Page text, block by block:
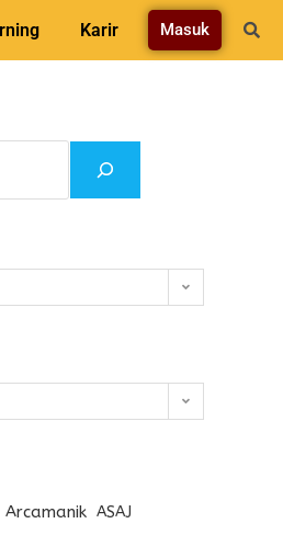
Karir Masuk
Arcamanik ASAJ